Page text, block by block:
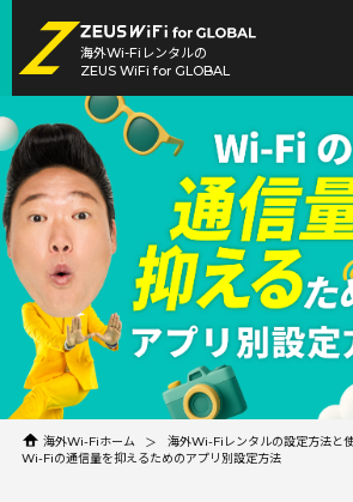
海外Wi-Fiレンタルの
ZEUS WiFi for GLOBAL
海外Wi-Fiホーム
海外Wi-Fiレンタルの設定方法と
Wi-Fiの通信量を抑えるためのアプリ別設定方法